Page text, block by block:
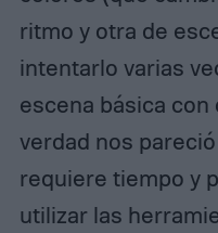
ritmo y otra de
intentarlo varias
escena básica con
verdad nos
requiere tiempo y
utilizar las